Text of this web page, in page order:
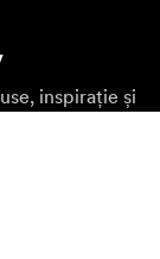
inspirație și